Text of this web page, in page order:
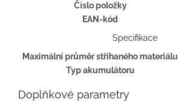
Číslo položky
EAN-kód
Specifikace
Maximální průměr stříhaného materiálu
Typ akumulátoru
Doplňkové parametry